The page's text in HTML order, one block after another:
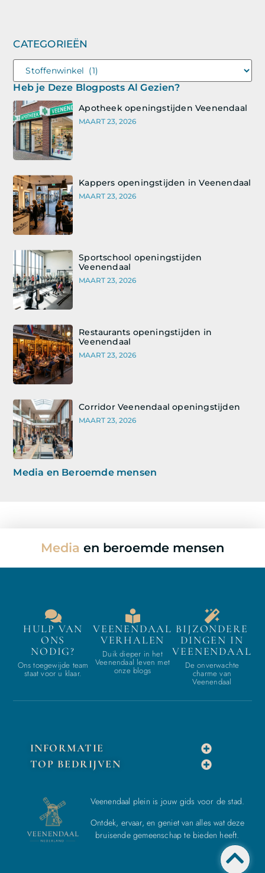
CATEGORIEËN
Heb je Deze Blogposts Al Gezien?
Apotheek openingstijden Veenendaal
MAART 23, 2026
Kappers openingstijden in Veenendaal
MAART 23, 2026
Sportschool openingstijden
Veenendaal
MAART 23, 2026
Restaurants openingstijden in
Veenendaal
MAART 23, 2026
Corridor Veenendaal openingstijden
MAART 23, 2026
Media en Beroemde mensen
Media en beroemde mensen
HULP VAN
ONS
NODIG?
Ons toegewijde team
staat voor u klaar.
VEENENDAAL
VERHALEN
Duik dieper in het
Veenendaal leven met
onze blogs
BIJZONDERE
DINGEN IN
VEENENDAAL
De onverwachte
charme van
Veenendaal
INFORMATIE
TOP BEDRIJVEN
Veenendaal plein is jouw gids voor de stad.
Ontdek, ervaar, en geniet van alles wat deze
bruisende gemeenschap te bieden heeft.